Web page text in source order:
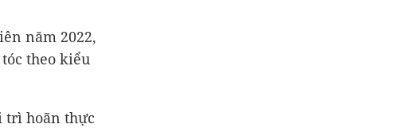
năm 2022,
theo kiểu
trì hoãn thực